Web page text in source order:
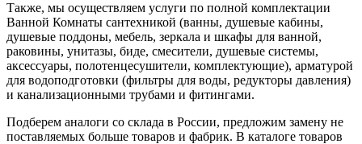
Также, мы осуществляем услуги по полной комплектации
Ванной Комнаты сантехникой (ванны, душевые кабины,
душевые поддоны, мебель, зеркала и шкафы для ванной,
раковины, унитазы, биде, смесители, душевые системы,
аксессуары, полотенцесушители, комплектующие), арматурой
для водоподготовки (фильтры для воды, редукторы давления)
и канализационными трубами и фитингами.
Подберем аналоги со склада в России, предложим замену не
поставляемых больше товаров и фабрик. В каталоге товаров